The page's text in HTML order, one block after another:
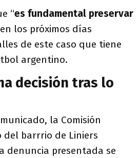
“es fundamental preservar
los próximos días
de este caso que tiene
argentino.
decisión tras lo
la Comisión
del barrrio de Liniers
denuncia presentada se